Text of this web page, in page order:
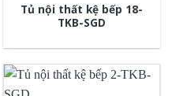
Tủ nội thất kệ bếp 18-
TKB-SGD